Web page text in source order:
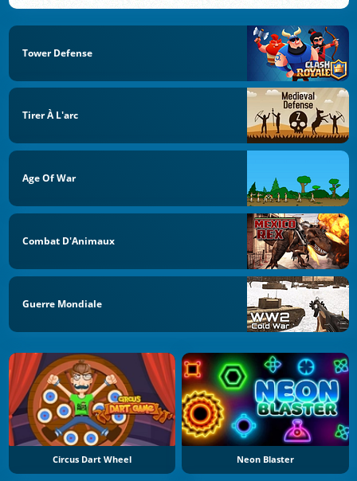
Tower Defense
Tirer À L'arc
Age Of War
Combat D'Animaux
Guerre Mondiale
Circus Dart Wheel Neon Blaster